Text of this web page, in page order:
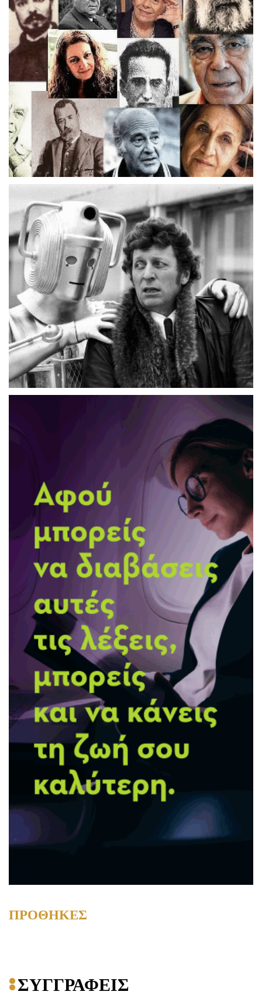
ΠΡΟΘΗΚΕΣ
ΣΥΓΓΡΑΦΕΙΣ